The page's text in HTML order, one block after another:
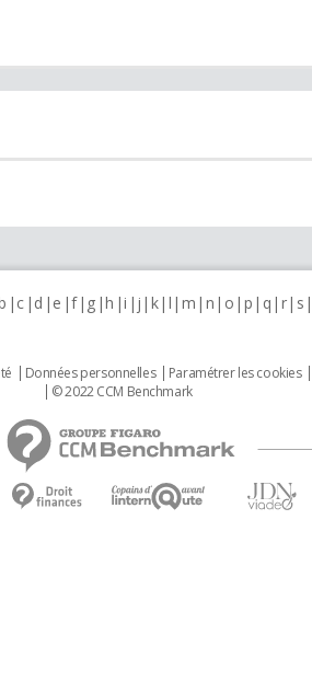
c d e f g h i j k l m n o p q r s
Données personnelles Paramétrer les cookies
© 2022 CCM Benchmark